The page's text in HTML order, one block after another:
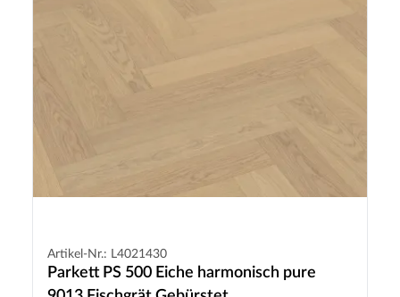
Artikel-Nr.: L4021430
Parkett PS 500 Eiche harmonisch pure